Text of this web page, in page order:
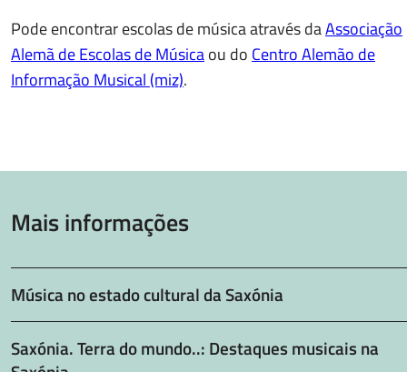
Pode encontrar escolas de música através daAssociação
Alemã de Escolas de Músicaou do Centro Alemão de
Informação Musical (miz).
Mais informações
Música no estado cultural da Saxónia
Saxónia. Terra do mundo..: Destaques musicais na